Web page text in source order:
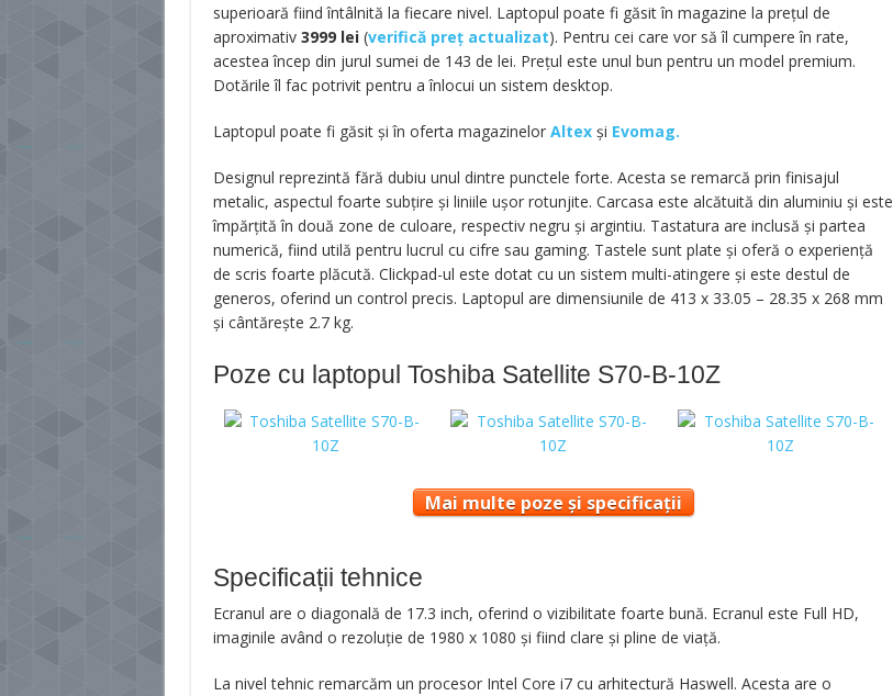
superioară fiind întâlnită la fiecare nivel. Laptopul poate fi găsit în magazine la prețul de
aproximativ 3999 lei(verifică preț actualizat). Pentru cei care vor să îl cumpere în rate,
acestea încep din jurul sumei de 143 de lei. Prețul este unul bun pentru un model premium.
Dotările îl fac potrivit pentru a înlocui un sistem desktop.
Laptopul poate fi găsit și în oferta magazinelor Altexși Evomag.
Designul reprezintă fără dubiu unul dintre punctele forte. Acesta se remarcă prin finisajul
metalic, aspectul foarte subțire și liniile ușor rotunjite. Carcasa este alcătuită din aluminiu și este
împărțită în două zone de culoare, respectiv negru și argintiu. Tastatura are inclusă și partea
numerică, fiind utilă pentru lucrul cu cifre sau gaming. Tastele sunt plate și oferă o experiență
de scris foarte plăcută. Clickpad-ul este dotat cu un sistem multi-atingere și este destul de
generos, oferind un control precis. Laptopul are dimensiunile de 413 x 33.05 – 28.35 x 268 mm
și cântăreşte 2.7 kg.
Poze cu laptopul Toshiba Satellite S70-B-10Z
Mai multe poze și specificații
Specificații tehnice
Ecranul are o diagonală de 17.3 inch, oferind o vizibilitate foarte bună. Ecranul este Full HD,
imaginile având o rezoluție de 1980 x 1080 și fiind clare și pline de viață.
La nivel tehnic remarcăm un procesor Intel Core i7 cu arhitectură Haswell. Acesta are o